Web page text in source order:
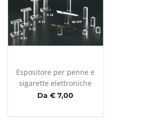
Espositore per penne e
sigarette elettroniche
Da € 7,00